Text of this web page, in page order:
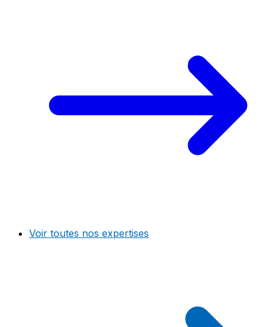
Voir toutes nos expertises